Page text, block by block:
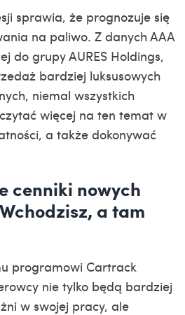
sprawia, że prognozuje się
na paliwo. Z danych AAA
do grupy AURES Holdings,
bardziej luksusowych
niemal wszystkich
więcej na ten temat w
a także dokonywać
cenniki nowych
a tam
programowi Cartrack
nie tylko będą bardziej
w swojej pracy, ale